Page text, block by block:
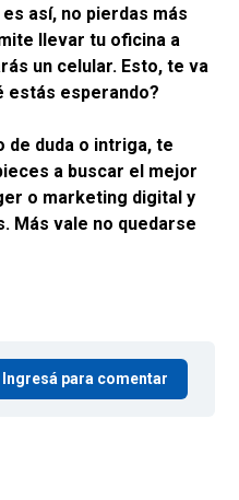
así, no pierdas más
llevar tu oficina a
un celular. Esto, te va
estás esperando?
de duda o intriga, te
a buscar el mejor
o marketing digital y
Más vale no quedarse
Ingresá para comentar